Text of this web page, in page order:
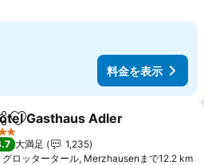
料金を表示
アお気に入りに追加
Gasthaus Adler
テルのランク
大満足
1,235
グロッタータール, Merzhausenまで12.2 km